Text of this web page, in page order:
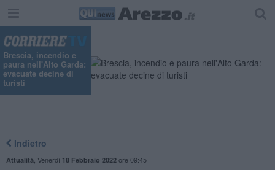
Brescia, incendio e
paura nell'Alto Garda:
evacuate decine di
turisti
Indietro
Attualità Venerdì 18 Febbraio 2022ore 09:45